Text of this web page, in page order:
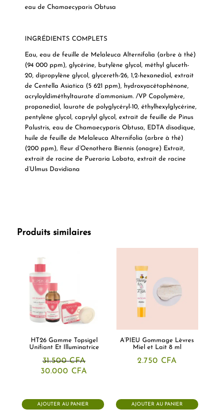
eau de Chamaecyparis Obtusa
INGRÉDIENTS COMPLETS
Eau, eau de feuille de Melaleuca Alternifolia (arbre à thé)
(94 000 ppm), glycérine, butylène glycol, méthyl gluceth-
20, dipropylène glycol, glycereth-26, 1,2-hexanediol, extrait
de Centella Asiatica (5 621 ppm), hydroxyacétophénone,
acryloyldiméthyltaurate d’ammonium. /VP Copolymère,
propanediol, laurate de polyglycéryl-10, éthylhexylglycérine,
pentylène glycol, caprylyl glycol, extrait de feuille de Pinus
Palustris, eau de Chamaecyparis Obtusa, EDTA disodique,
huile de feuille de Melaleuca Alternifolia (arbre à thé)
(200 ppm), fleur d’Oenothera Biennis (onagre) Extrait,
extrait de racine de Pueraria Lobata, extrait de racine
d’Ulmus Davidiana
Produits similaires
HT26 Gamme Topsigel
Unifiant Et Illuminatrice
31.500CFA
Le
31.500 CFA.
30.000 CFA
30.000 CFA.
AJOUTER AU PANIER
A’PIEU Gommage Lèvres
Miel et Lait 8 ml
2.750 CFA
AJOUTER AU PANIER